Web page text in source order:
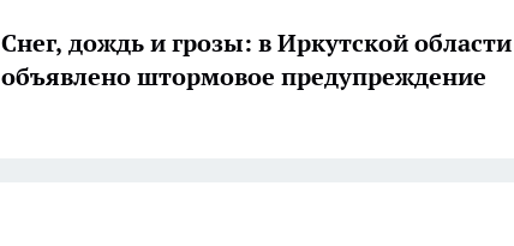
Снег, дождь и грозы: в Иркутской области
объявлено штормовое предупреждение